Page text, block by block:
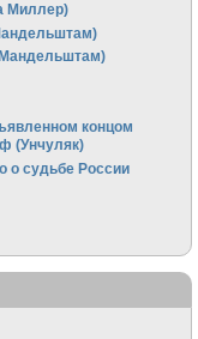
Миллер)
концом
(Унчуляк)
о судьбе России